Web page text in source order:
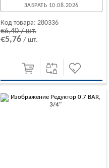
ЗАБРАТЬ 10.08.2026
Код товара: 280336
€6,40 / шт.
€5,76 / шт.